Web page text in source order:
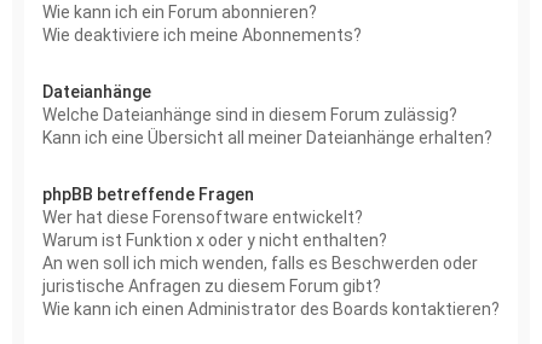
Wie kann ich ein Forum abonnieren?
Wie deaktiviere ich meine Abonnements?
Dateianhänge
Welche Dateianhänge sind in diesem Forum zulässig?
Kann ich eine Übersicht all meiner Dateianhänge erhalten?
phpBB betreffende Fragen
Wer hat diese Forensoftware entwickelt?
Warum ist Funktion x oder y nicht enthalten?
An wen soll ich mich wenden, falls es Beschwerden oder
juristische Anfragen zu diesem Forum gibt?
Wie kann ich einen Administrator des Boards kontaktieren?